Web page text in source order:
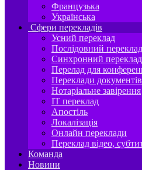
Французька
Українська
Сфери перекладів
Усний переклад
Послідовний переклад
Синхронний переклад
Перелад для
Переклади документів
Нотаріальне завірення
IT переклад
Апостіль
Локалізація
Онлайн переклади
Переклад відео,
Команда
Новини